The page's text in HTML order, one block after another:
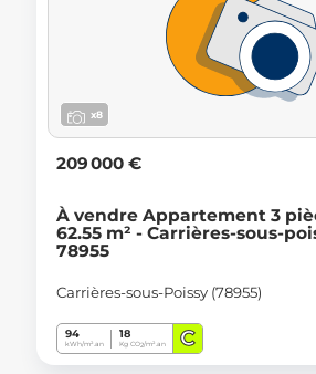
x8
209 000 €
À vendre Appartement 3
62.55 m² - Carrières-sous-
78955
Carrières-sous-Poissy (78955)
94
kWh/m².an
18
Kg CO2/m².an C